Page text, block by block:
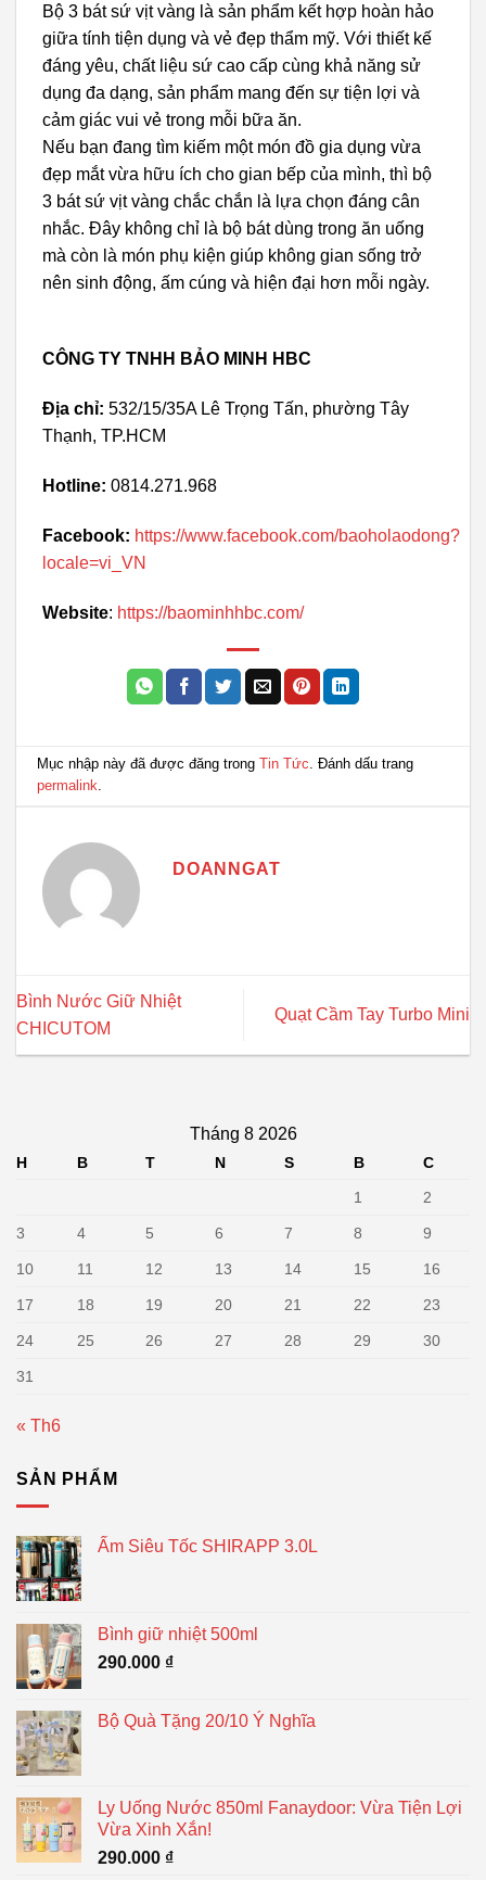
Bộ 3 bát sứ vịt vàng là sản phẩm kết hợp hoàn hảo
giữa tính tiện dụng và vẻ đẹp thẩm mỹ. Với thiết kế
đáng yêu, chất liệu sứ cao cấp cùng khả năng sử
dụng đa dạng, sản phẩm mang đến sự tiện lợi và
cảm giác vui vẻ trong mỗi bữa ăn.
Nếu bạn đang tìm kiếm một món đồ gia dụng vừa
đẹp mắt vừa hữu ích cho gian bếp của mình, thì bộ
3 bát sứ vịt vàng chắc chắn là lựa chọn đáng cân
nhắc. Đây không chỉ là bộ bát dùng trong ăn uống
mà còn là món phụ kiện giúp không gian sống trở
nên sinh động, ấm cúng và hiện đại hơn mỗi ngày.
CÔNG TY TNHH BẢO MINH HBC
Địa chỉ: 532/15/35A Lê Trọng Tấn, phường Tây
Thạnh, TP.HCM
Hotline: 0814.271.968
Facebook: https://www.facebook.com/baoholaodong?
locale=vi_VN
Website: https://baominhhbc.com/
Mục nhập này đã được đăng trongTin Tức. Đánh dấu trang
permalink.
DOANNGAT
Bình Nước Giữ Nhiệt
CHICUTOM
Quạt Cầm Tay Turbo Mini
Tháng 8 2026
H B T N S B
C
1
2
3 4 5 6 7 8 9
10 11 12 13 14 15 16
17 18 19 20 21 22 23
24 25 26 27 28 29 30
31
« Th6
SẢN PHẨM
Ấm Siêu Tốc SHIRAPP 3.0L
Bình giữ nhiệt 500ml
290.000 ₫
Bộ Quà Tặng 20/10 Ý Nghĩa
Ly Uống Nước 850ml Fanaydoor: Vừa Tiện Lợi
Vừa Xinh Xắn!
290.000 ₫